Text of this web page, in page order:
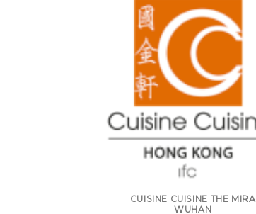
CUISINE CUISINE THE MIRA
WUHAN